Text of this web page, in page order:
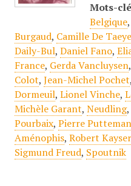
Mots-
Belgique,
Burgaud, Camille De Taeye
Daily-Bul, Daniel Fano,
France, Gerda Vancluysen,
Colot, Jean-Michel Pochet,
Dormeuil, Lionel Vinche,
Michèle Garant, Neudling,
Pourbaix, Pierre
Aménophis, Robert Kayser
Sigmund Freud, Spoutnik